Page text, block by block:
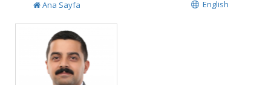
English
Ana Sayfa